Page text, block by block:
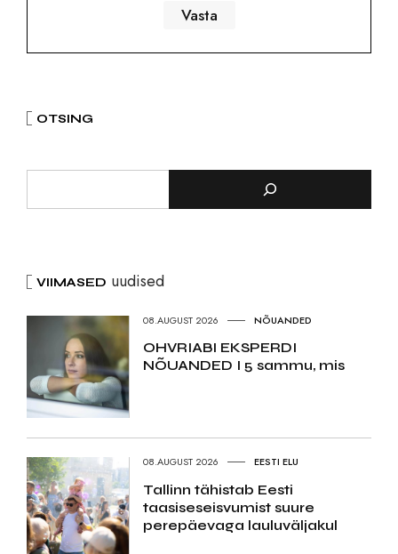
OTSING
VIIMASED uudised
08.AUGUST 2026 NÕUANDED
OHVRIABI EKSPERDI
NÕUANDED I 5 sammu, mis
08.AUGUST 2026 EESTI ELU
Tallinn tähistab Eesti
taasiseseisvumist suure
perepäevaga lauluväljakul